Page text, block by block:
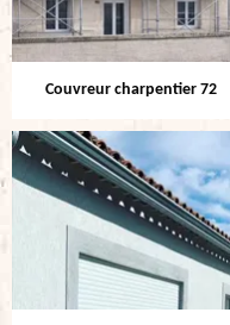
Couvreur charpentier 72